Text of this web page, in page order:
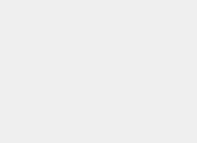
yeni sözleşme
ulaşmıştır.